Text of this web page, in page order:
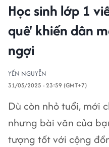
Học sinh lớp 1
quê' khiến dân
ngợi
YẾN NGUYỄN
31/05/2025 - 23:59 (GMT+7)
Dù còn nhỏ tuổi, mới
nhưng bài văn của
tượng tốt với cộng